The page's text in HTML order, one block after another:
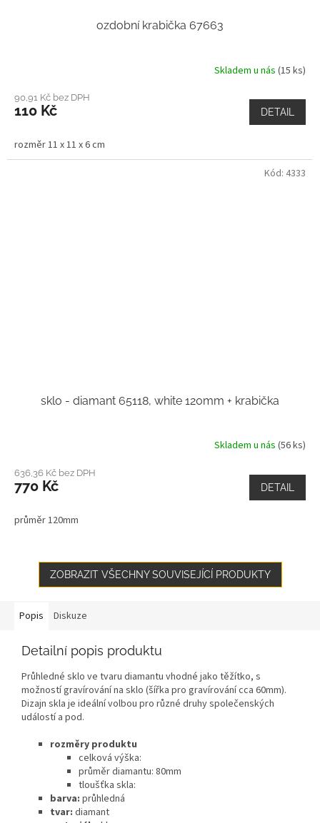
ozdobní krabička 67663
Skladem u nás (15 ks)
90,91 Kč bez DPH
110 Kč DETAIL
rozměr 11 x 11 x 6 cm
sklo - diamant 65118, white 120mm + krabička
Skladem u nás (56 ks)
636,36 Kč bez DPH
770 Kč DETAIL
průměr 120mm
Kód: 4333
ZOBRAZIT VŠECHNY SOUVISEJÍCÍ PRODUKTY
Popis Diskuze
Detailní popis produktu
Průhledné sklo ve tvaru diamantu vhodné jako těžítko, s
možností gravírování na sklo (šířka pro gravírování cca 60mm).
Dizajn skla je ideální volbou pro různé druhy společenských
událostí a pod.
rozměry produktu
celková výška:
průměr diamantu: 80mm
tloušťka skla:
barva: průhledná
tvar: diamant